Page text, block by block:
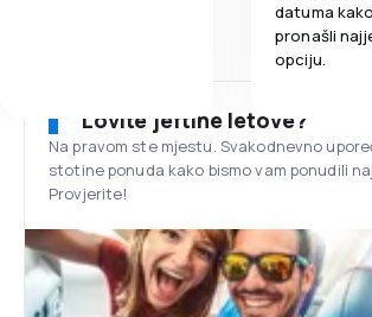
datuma
pronašli
opciju.
Lovite jeftine letove?
Na pravom ste mjestu. Svakodnevno
stotine ponuda kako bismo vam ponudili
Provjerite!